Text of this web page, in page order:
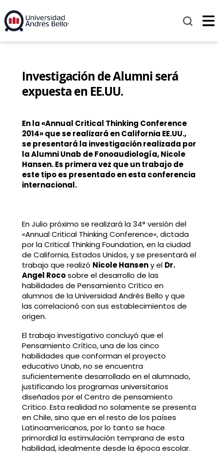
Investigación de Alumni será
expuesta en EE.UU.
En la «Annual Critical Thinking Conference
2014» que se realizará en California EE.UU.,
se presentará la investigación realizada por
la Alumni Unab de Fonoaudiología, Nicole
Hansen. Es primera vez que un trabajo de
este tipo es presentado en esta conferencia
internacional.
En Julio próximo se realizará la 34° versión del
«Annual Critical Thinking Conference», dictada
por la Critical Thinking Foundation, en la ciudad
de California, Estados Unidos, y se presentará el
trabajo que realizó Nicole Hanseny el Dr.
Angel Rocosobre el desarrollo de las
habilidades de Pensamiento Crítico en
alumnos de la Universidad Andrés Bello y que
las correlacionó con sus establecimientos de
origen.
El trabajo investigativo concluyó que el
Pensamiento Crítico, una de las cinco
habilidades que conforman el proyecto
educativo Unab, no se encuentra
suficientemente desarrollado en el alumnado,
justificando los programas universitarios
diseñados por el Centro de pensamiento
Crítico. Esta realidad no solamente se presenta
en Chile, sino que en el resto de los países
Latinoamericanos, por lo tanto se hace
primordial la estimulación temprana de esta
habilidad, idealmente desde la época escolar.